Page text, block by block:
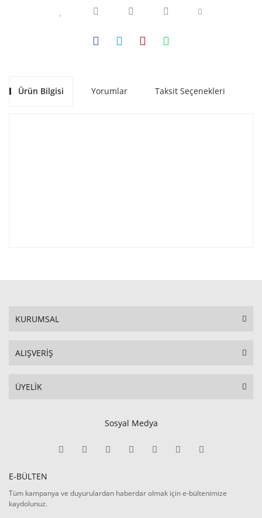
Ürün Bilgisi Yorumlar Taksit Seçenekleri
KURUMSAL
ALIŞVERİŞ
ÜYELİK
Sosyal Medya
E-BÜLTEN
Tüm kampanya ve duyurulardan haberdar olmak için e-bültenimize
kaydolunuz.